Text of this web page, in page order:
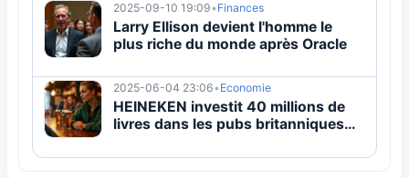
2025-09-10 19:09• Finances
Larry Ellison devient l'homme le
plus riche du monde après Oracle
2025-06-04 23:06• Economie
HEINEKEN investit 40 millions de
livres dans les pubs britanniques
communautaires